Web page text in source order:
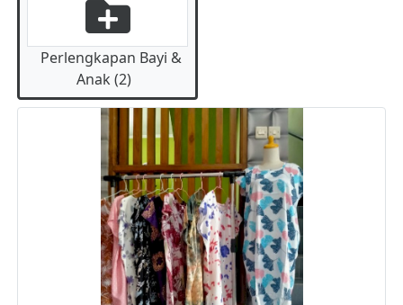
Perlengkapan Bayi &
Anak (2)